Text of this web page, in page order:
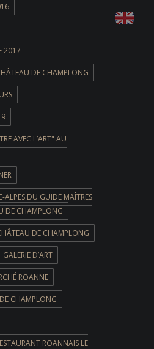
2017
DE CHAMPLONG
AVEC L’ART" AU
ALPES DU GUIDE MAÎTRES
DE CHAMPLONG
DE CHAMPLONG
GALERIE D’ART
ROANNE
CHAMPLONG
ROANNAIS LE